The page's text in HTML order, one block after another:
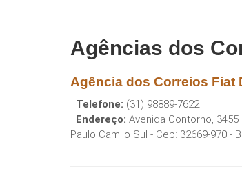
Agências dos
Agência dos Correios Fiat
Telefone: (31) 98889-7622
Endereço: Avenida Contorno,
Paulo Camilo Sul - Cep: 32669-970 -